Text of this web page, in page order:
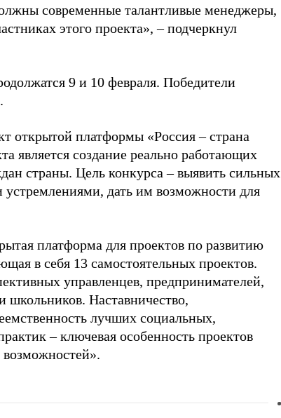
современные талантливые менеджеры,
этого проекта», – подчеркнул
9 и 10 февраля. Победители
открытой платформы «Россия – страна
является создание реально работающих
страны. Цель конкурса – выявить сильных
дать им возможности для
платформа для проектов по развитию
в себя 13 самостоятельных проектов.
управленцев, предпринимателей,
школьников. Наставничество,
лучших социальных,
– ключевая особенность проектов